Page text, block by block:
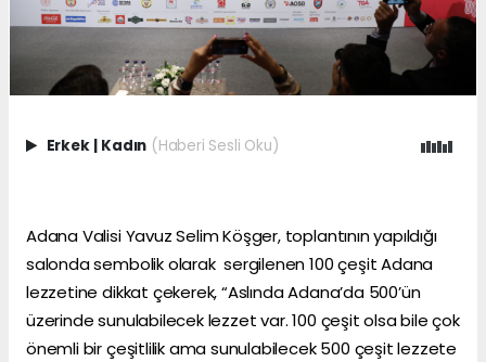
Erkek | Kadın (Haberi Sesli Oku)
Adana Valisi Yavuz Selim Köşger, toplantının yapıldığı
salonda sembolik olarak sergilenen 100 çeşit Adana
lezzetine dikkat çekerek, “Aslında Adana’da 500’ün
üzerinde sunulabilecek lezzet var. 100 çeşit olsa bile çok
önemli bir çeşitlilik ama sunulabilecek 500 çeşit lezzete